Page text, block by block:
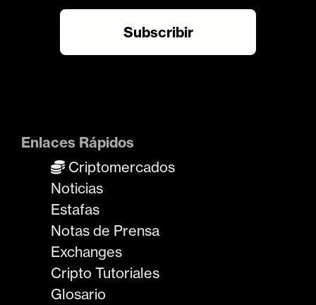
Enlaces Rápidos
Criptomercados
Noticias
Estafas
Notas de Prensa
Exchanges
Cripto Tutoriales
Glosario